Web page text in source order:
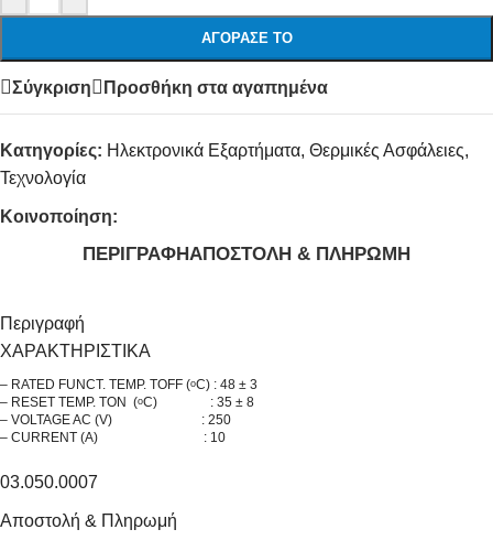
ΑΓΌΡΑΣΕ ΤΟ
Σύγκριση Προσθήκη στα αγαπημένα
Κατηγορίες: Ηλεκτρονικά Εξαρτήματα, Θερμικές Ασφάλειες,
Τεχνολογία
Κοινοποίηση:
ΠΕΡΙΓΡΑΦΉΑΠΟΣΤΟΛΉ & ΠΛΗΡΩΜΉ
Περιγραφή
ΧΑΡΑΚΤΗΡΙΣΤΙΚΑ
– RATED FUNCT. TEMP. TOFF (oC) : 48 ± 3
– RESET TEMP. TON (oC) : 35 ± 8
– VOLTAGE AC (V) : 250
– CURRENT (A) : 10
03.050.0007
Αποστολή & Πληρωμή